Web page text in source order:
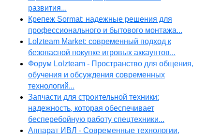
развития...
Крепеж Sormat: надежные решения для
профессионального и бытового монтажа...
Lolzteam Market: современный подход к
безопасной покупке игровых аккаунтов...
Форум Lolzteam - Пространство для общения,
обучения и обсуждения современных
технологий...
Запчасти для строительной техники:
надежность, которая обеспечивает
бесперебойную работу спецтехники...
Аппарат ИВЛ - Современные технологии,